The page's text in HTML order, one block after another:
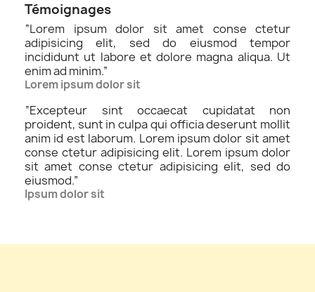
Témoignages
“Lorem ipsum dolor sit amet conse ctetur
adipisicing elit, sed do eiusmod tempor
incididunt ut labore et dolore magna aliqua. Ut
enim ad minim.”
Lorem ipsum dolor sit
“Excepteur sint occaecat cupidatat non
proident, sunt in culpa qui officia deserunt mollit
anim id est laborum. Lorem ipsum dolor sit amet
conse ctetur adipisicing elit. Lorem ipsum dolor
sit amet conse ctetur adipisicing elit, sed do
eiusmod.”
Ipsum dolor sit